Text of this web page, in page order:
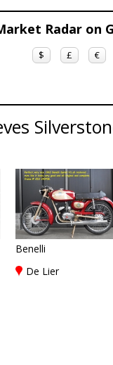
Radar on
$ £ €
Benelli
De Lier